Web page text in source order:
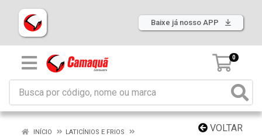
Baixe já nosso APP
0
VOLTAR
INÍCIO
LATICÍNIOS E FRIOS